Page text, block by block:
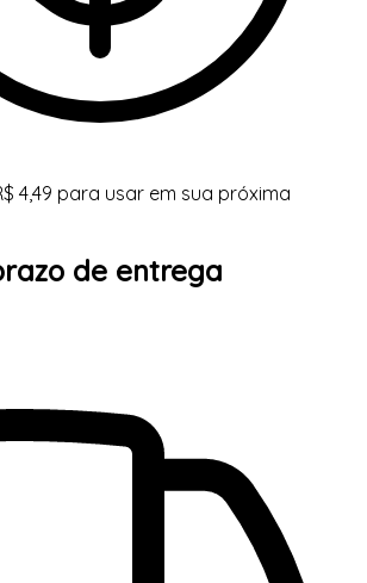
4,49 para usar em sua próxima
de entrega